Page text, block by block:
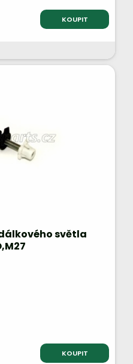
KOUPIT
světla
KOUPIT